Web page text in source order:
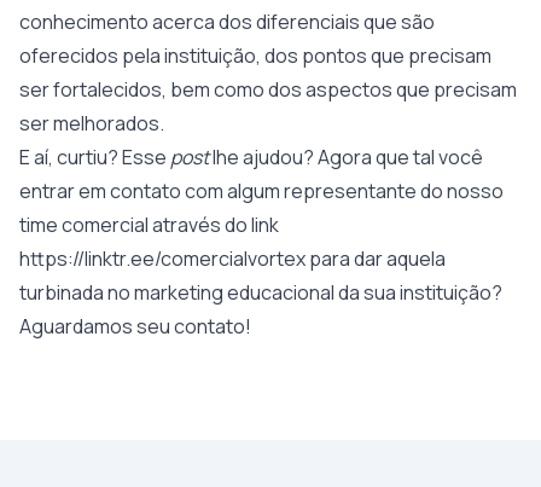
conhecimento acerca dos diferenciais que são
oferecidos pela instituição, dos pontos que precisam
ser fortalecidos, bem como dos aspectos que precisam
ser melhorados.
E aí, curtiu? Esse postlhe ajudou? Agora que tal você
entrar em contato com algum representante do nosso
time comercial através do link
https://linktr.ee/comercialvortexpara dar aquela
turbinada no marketing educacional da sua instituição?
Aguardamos seu contato!